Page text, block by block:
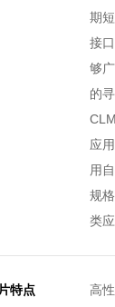
期
接
够
的
应
用
规
类
特点
高